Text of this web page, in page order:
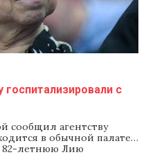
с
сообщил агентству
в обычной палате.
82-летнюю Лию